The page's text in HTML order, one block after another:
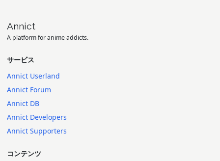
Annict
A platform for anime addicts.
サービス
Annict Userland
Annict Forum
Annict DB
Annict Developers
Annict Supporters
コンテンツ